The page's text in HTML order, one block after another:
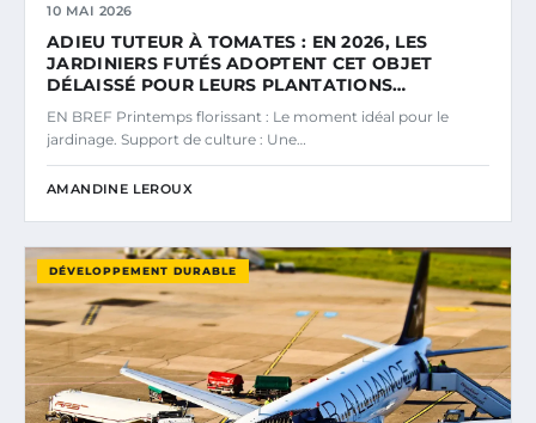
10 MAI 2026
ADIEU TUTEUR À TOMATES : EN 2026, LES
JARDINIERS FUTÉS ADOPTENT CET OBJET
DÉLAISSÉ POUR LEURS PLANTATIONS…
EN BREF Printemps florissant : Le moment idéal pour le
jardinage. Support de culture : Une…
AMANDINE LEROUX
DÉVELOPPEMENT DURABLE